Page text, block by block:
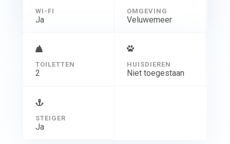
WI-FI
Ja
OMGEVING
Veluwemeer
TOILETTEN
2
HUISDIEREN
Niet toegestaan
STEIGER
Ja